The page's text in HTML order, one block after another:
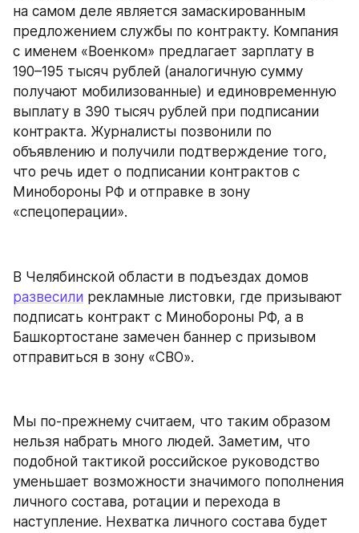
на самом деле является замаскированным
предложением службы по контракту. Компания
с именем «Военком» предлагает зарплату в
190–195 тысяч рублей (аналогичную сумму
получают мобилизованные) и единовременную
выплату в 390 тысяч рублей при подписании
контракта. Журналисты позвонили по
объявлению и получили подтверждение того,
что речь идет о подписании контрактов с
Минобороны РФ и отправке в зону
«спецоперации».
развесили рекламные листовки, где призывают
подписать контракт с Минобороны РФ, а в
Башкортостане замечен баннер с призывом
отправиться в зону «СВО».
Мы по-прежнему считаем, что таким образом
нельзя набрать много людей. Заметим, что
подобной тактикой российское руководство
уменьшает возможности значимого пополнения
личного состава, ротации и перехода в
наступление. Нехватка личного состава будет